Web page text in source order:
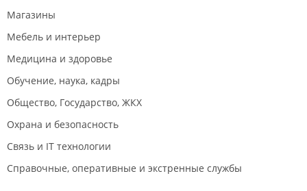
Магазины
Мебель и интерьер
Медицина и здоровье
Обучение, наука, кадры
Общество, Государство, ЖКХ
Охрана и безопасность
Связь и IT технологии
Справочные, оперативные и экстренные службы